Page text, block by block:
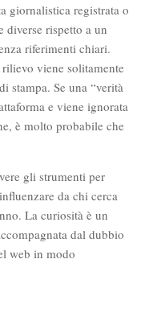
giornalistica registrata o
diverse rispetto a un
riferimenti chiari.
viene solitamente
stampa. Se una “verità
e viene ignorata
è molto probabile che
gli strumenti per
da chi cerca
La curiosità è un
dal dubbio
web in modo